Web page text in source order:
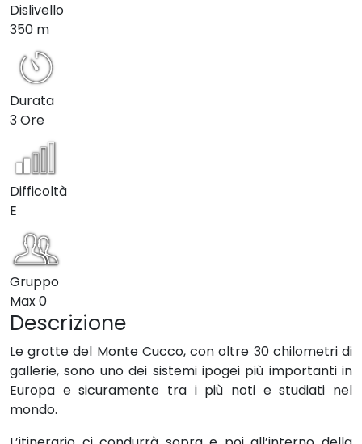
Dislivello
350 m
Durata
3 Ore
Difficoltà
E
Gruppo
Max0
Descrizione
Le grotte del Monte Cucco, con oltre 30 chilometri di
gallerie, sono uno dei sistemi ipogei più importanti in
Europa e sicuramente tra i più noti e studiati nel
mondo.